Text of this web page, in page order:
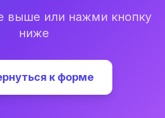
выше или нажми кнопку
ниже
к форме